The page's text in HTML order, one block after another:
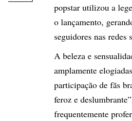
popstar utilizou a
o lançamento,
seguidores nas redes
A beleza e
amplamente
participação de fãs
feroz e
frequentemente